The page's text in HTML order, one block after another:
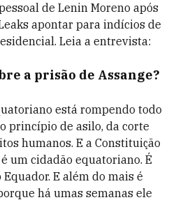
de Lenin Moreno após
apontar para indícios de
Leia a entrevista:
a prisão de Assange?
está rompendo todo
princípio de asilo, da corte
humanos. E a Constituição
um cidadão equatoriano. É
E além do mais é
há umas semanas ele